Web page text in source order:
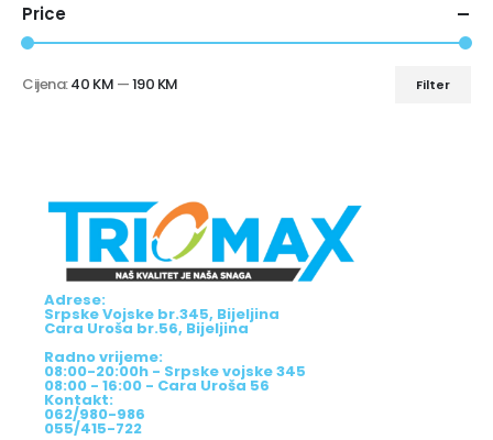
Price
Filter
Cijena:40 KM —190 KM
Adrese:
Srpske Vojske br.345, Bijeljina
Cara Uroša br.56, Bijeljina
Radno vrijeme:
08:00-20:00h - Srpske vojske 345
08:00 - 16:00 - Cara Uroša 56
Kontakt:
062/980-986
055/415-722